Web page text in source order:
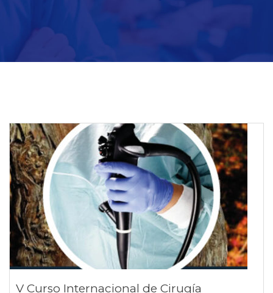
V Curso Internacional de Cirugía